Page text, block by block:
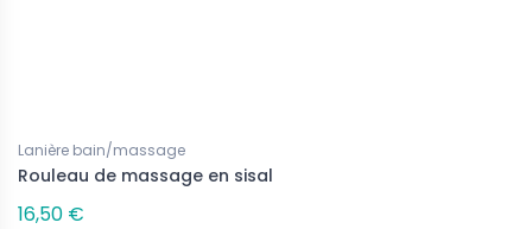
Lanière bain/massage
Rouleau de massage en sisal
16,50 €